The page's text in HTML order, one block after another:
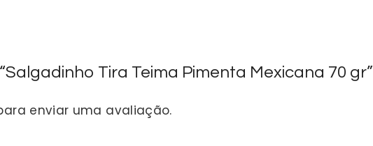
Tira Teima Pimenta Mexicana 70 gr”
enviar uma avaliação.